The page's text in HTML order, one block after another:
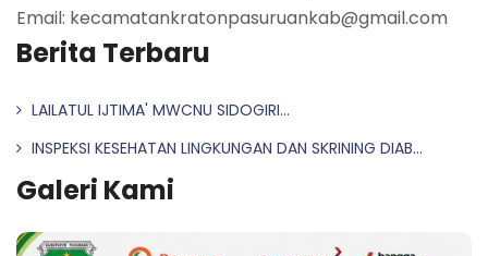
Email: kecamatankratonpasuruankab@gmail.com
Berita Terbaru
LAILATUL IJTIMA' MWCNU SIDOGIRI...
INSPEKSI KESEHATAN LINGKUNGAN DAN SKRINING DIAB...
Galeri Kami